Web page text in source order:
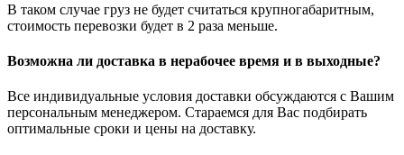
В таком случае груз не будет считаться крупногабаритным,
стоимость перевозки будет в 2 раза меньше.
Возможна ли доставка в нерабочее время и в выходные?
Все индивидуальные условия доставки обсуждаются с Вашим
персональным менеджером. Стараемся для Вас подбирать
оптимальные сроки и цены на доставку.